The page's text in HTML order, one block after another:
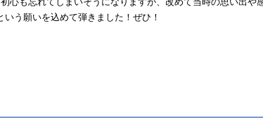
う願いを込めて弾きました！ぜひ！